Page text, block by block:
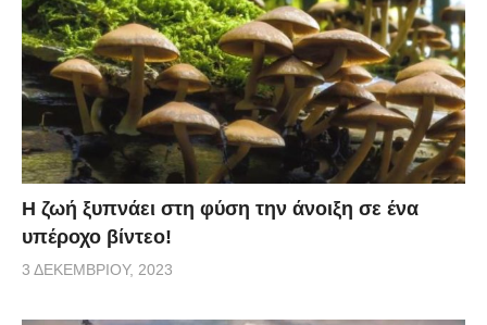
Η ζωή ξυπνάει στη φύση την άνοιξη σε ένα
υπέροχο βίντεο!
3 ΔΕΚΕΜΒΡΊΟΥ, 2023